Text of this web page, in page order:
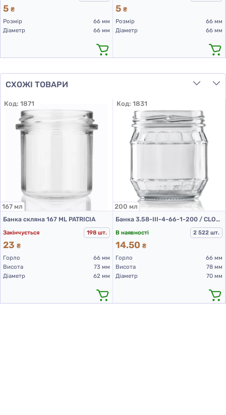
5 ₴
Розмір
66 мм
Діаметр
66 мм
5 ₴
Розмір
66 мм
Діаметр
66 мм
СХОЖІ ТОВАРИ
Код: 1871
167 мл
Банка скляна 167 ML PATRICIA
Закінчується
198 шт.
23 ₴
Горло
66 мм
Висота
73 мм
Діаметр
62 мм
Код: 1831
200 мл
Банка 3.58-ІІІ-4-66-1-200 / CLON (банки скляні 200 мл)
В наявності
2 522 шт.
14.50 ₴
Горло
66 мм
Висота
78 мм
Діаметр
70 мм